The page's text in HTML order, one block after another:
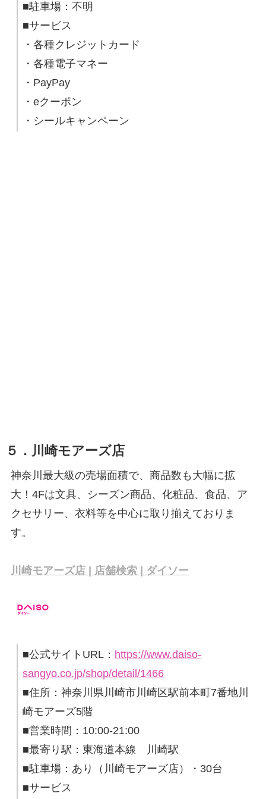
■駐車場：不明
■サービス
・各種クレジットカード
・各種電子マネー
・PayPay
・eクーポン
・シールキャンペーン
５．川崎モアーズ店
神奈川最大級の売場面積で、商品数も大幅に拡
大！4Fは文具、シーズン商品、化粧品、食品、ア
クセサリー、衣料等を中心に取り揃えておりま
す。
川崎モアーズ店 | 店舗検索 | ダイソー
■公式サイトURL： https://www.daiso-
sangyo.co.jp/shop/detail/1466
■住所：神奈川県川崎市川崎区駅前本町7番地川
崎モアーズ5階
■営業時間：10:00-21:00
■最寄り駅：東海道本線 川崎駅
■駐車場：あり（川崎モアーズ店）・30台
■サービス